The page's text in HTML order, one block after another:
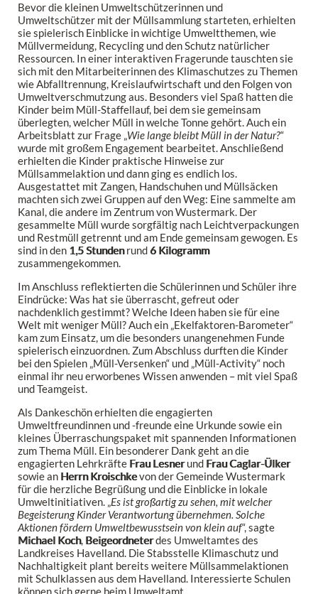
Bevor die kleinen Umweltschützerinnen und
Umweltschützer mit der Müllsammlung starteten, erhielten
sie spielerisch Einblicke in wichtige Umweltthemen, wie
Müllvermeidung, Recycling und den Schutz natürlicher
Ressourcen. In einer interaktiven Fragerunde tauschten sie
sich mit den Mitarbeiterinnen des Klimaschutzes zu Themen
wie Abfalltrennung, Kreislaufwirtschaft und den Folgen von
Umweltverschmutzung aus. Besonders viel Spaß hatten die
Kinder beim Müll-Staffellauf, bei dem sie gemeinsam
überlegten, welcher Müll in welche Tonne gehört. Auch ein
Arbeitsblatt zur Frage „Wie lange bleibt Müll in der Natur?“
wurde mit großem Engagement bearbeitet. Anschließend
erhielten die Kinder praktische Hinweise zur
Müllsammelaktion und dann ging es endlich los.
Ausgestattet mit Zangen, Handschuhen und Müllsäcken
machten sich zwei Gruppen auf den Weg: Eine sammelte am
Kanal, die andere im Zentrum von Wustermark. Der
gesammelte Müll wurde sorgfältig nach Leichtverpackungen
und Restmüll getrennt und am Ende gemeinsam gewogen. Es
sind in den 1,5 Stundenrund6 Kilogramm
zusammengekommen.
Im Anschluss reflektierten die Schülerinnen und Schüler ihre
Eindrücke: Was hat sie überrascht, gefreut oder
nachdenklich gestimmt? Welche Ideen haben sie für eine
Welt mit weniger Müll? Auch ein „Ekelfaktoren-Barometer“
kam zum Einsatz, um die besonders unangenehmen Funde
spielerisch einzuordnen. Zum Abschluss durften die Kinder
bei den Spielen „Müll-Versenken“ und „Müll-Activity“ noch
einmal ihr neu erworbenes Wissen anwenden – mit viel Spaß
und Teamgeist.
Als Dankeschön erhielten die engagierten
Umweltfreundinnen und -freunde eine Urkunde sowie ein
kleines Überraschungspaket mit spannenden Informationen
zum Thema Müll. Ein besonderer Dank geht an die
engagierten Lehrkräfte Frau Lesnerund Frau Caglar-Ülker
sowie an Herrn Kroischkevon der Gemeinde Wustermark
für die herzliche Begrüßung und die Einblicke in lokale
Umweltinitiativen. „Es ist großartig zu sehen, mit welcher
Begeisterung Kinder Verantwortung übernehmen. Solche
Aktionen fördern Umweltbewusstsein von klein auf“, sagte
Michael Koch, Beigeordneterdes Umweltamtes des
Landkreises Havelland. Die Stabsstelle Klimaschutz und
Nachhaltigkeit plant bereits weitere Müllsammelaktionen
mit Schulklassen aus dem Havelland. Interessierte Schulen
können sich gerne beim Umweltamt